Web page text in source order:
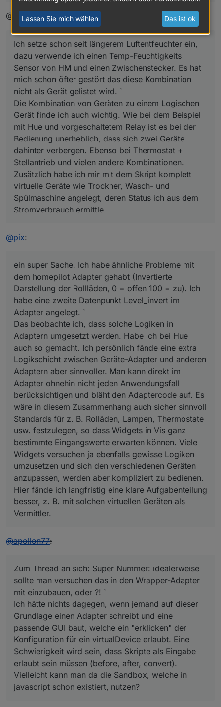
for (i = 0; i < writeIds.length; i++) {
writeId = this
if
(typeof writeId.before !== 'function'
this
                callback()
            };
        }
(typeof writeId.after !== 'function'
            };
        }
    }
    log(
'normalized state ' + state, 'debug' );
}
VirtualDevice.prototype.connectState = function
var id = this.namespace + '.' + state;
//subscribe to read ids
var readIds = Object.keys(
            log(
        }
readObj = this
var
trigger = readObj.trigger || {change:
        trigger.ack =
true
        trigger.id = readIds[i];
this.subRead(trigger, readObj, state);
        log(
'connected ' + readIds[i] + ' to '
    }
//subscribe to this state and write to write ids
this
var trigger = {id: 'javascript.' + instance +
    on(trigger, function (obj) {
"use strict";
        log(
'detected change of ' + state, 'debug'
for ( var i = 0; i < writeIds.length; i++) {
            let writeObj =
this
            let
this .convertValue(obj.state.
            let writeId = writeIds[i];
            log(
'executing function before for '
            writeObj.before(
this, val, function
if (newVal !== undefined && newVal
var delay = writeObj.delay;
if (newDelay !== undefined &&
                log(newVal +
                    writeObj.after(
        }
    }.bind(
this));
    log(
'connected ' + state +
}
VirtualDevice.prototype.subRead = function
var
func = function (obj) {
//@todo aggregations
        log(
'executing function before for '
@Jey Cee:
Ich setze schon seit längerem Luftentfeuchter ein,
dazu verwende ich einen Temp-Feuchtigkeits
Sensor von HM und einen Zwischenstecker. Es hat
mich schon öfter gestört das diese Kombination
nicht als Gerät gelistet wird. `
Die Kombination von Geräten zu einem Logischen
Gerät finde ich auch wichtig. Wie bei dem Beispiel
mit Hue und vorgeschaltetem Relay ist es bei der
Bedienung unerheblich, dass sich zwei Geräte
dahinter verbergen. Ebenso bei Thermostat +
Stellantrieb und vielen andere Kombinationen.
Zusätzlich habe ich mir mit dem Skript komplett
virtuelle Geräte wie Trockner, Wasch- und
Spülmaschine angelegt, deren Status ich aus dem
Stromverbrauch ermittle.
@pix:
ein super Sache. Ich habe ähnliche Probleme mit
dem homepilot Adapter gehabt (Invertierte
Darstellung der Rollläden, 0 = offen 100 = zu). Ich
habe eine zweite Datenpunkt Level_invert im
Adapter angelegt. `
Das beobachte ich, dass solche Logiken in
Adaptern umgesetzt werden. Habe ich bei Hue
auch so gemacht. Ich persönlich fände eine extra
Logikschicht zwischen Geräte-Adapter und anderen
Adaptern aber sinnvoller. Man kann direkt im
Adapter ohnehin nicht jeden Anwendungsfall
berücksichtigen und bläht den Adaptercode auf. Es
wäre in diesem Zusammenhang auch sicher sinnvoll
Standards für z. B. Rolläden, Lampen, Thermostate
usw. festzulegen, so dass Widgets in Vis ganz
bestimmte Eingangswerte erwarten können. Viele
Widgets versuchen ja ebenfalls gewisse Logiken
umzusetzen und sich den verschiedenen Geräten
anzupassen, werden aber kompliziert zu bedienen.
Hier fände ich langfristig eine klare Aufgabenteilung
besser, z. B. mit solchen virtuellen Geräten als
Vermittler.
@apollon77:
Zum Thread an sich: Super Nummer: idealerweise
sollte man versuchen das in den Wrapper-Adapter
mit einzubauen, oder ?! `
Ich hätte nichts dagegen, wenn jemand auf dieser
Grundlage einen Adapter schreibt und eine
passende GUI baut, welche ein "erklicken" der
Konfiguration für ein virtualDevice erlaubt. Eine
Schwierigkeit wird sein, dass Skripte als Eingabe
erlaubt sein müssen (before, after, convert).
Vielleicht kann man da die Sandbox, welche in
javascript schon existiert, nutzen?
Lassen Sie mich wählen Das ist ok